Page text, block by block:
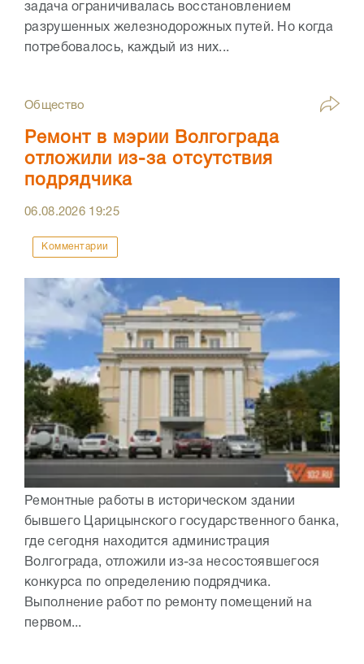
задача ограничивалась восстановлением
разрушенных железнодорожных путей. Но когда
потребовалось, каждый из них...
Общество
Ремонт в мэрии Волгограда
отложили из-за отсутствия
подрядчика
06.08.2026 19:25
Комментарии
Ремонтные работы в историческом здании
бывшего Царицынского государственного банка,
где сегодня находится администрация
Волгограда, отложили из-за несостоявшегося
конкурса по определению подрядчика.
Выполнение работ по ремонту помещений на
первом...